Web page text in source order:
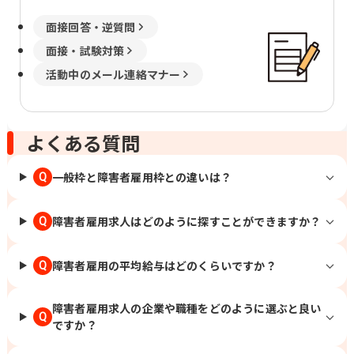
面接回答・逆質問
面接・試験対策
活動中のメール連絡マナー
よくある質問
Q 一般枠と障害者雇用枠との違いは？
Q 障害者雇用求人はどのように探すことができますか？
Q 障害者雇用の平均給与はどのくらいですか？
Q
障害者雇用求人の企業や職種をどのように選ぶと良い
ですか？